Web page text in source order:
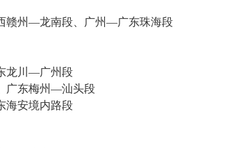
州—龙南段、广州—广东珠海段
龙川—广州段
东梅州—汕头段
安境内路段